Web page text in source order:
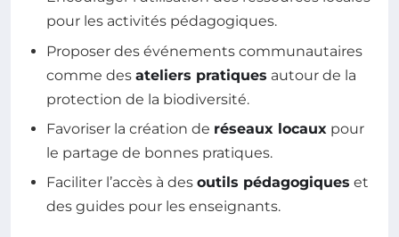
pour les activités pédagogiques.
Proposer des événements communautaires
comme des ateliers pratiques autour de la
protection de la biodiversité.
Favoriser la création de réseaux locaux pour
le partage de bonnes pratiques.
Faciliter l’accès à des outils pédagogiques et
des guides pour les enseignants.